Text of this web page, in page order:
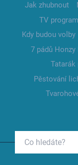
Jak zhubnout
TV program
Kdy budou volby
7 pádů Honzy
Tatarák
Pěstování